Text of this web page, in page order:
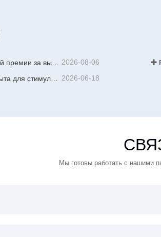
2026-08-06
Объединение мирового опыта для стимулирования промышленного обновления | Первый международный тренинг по высокотехнологичному непрерывному цинкованию GalvInfo China успешно завершен 2026-06-18
Мы готовы работать с нашими